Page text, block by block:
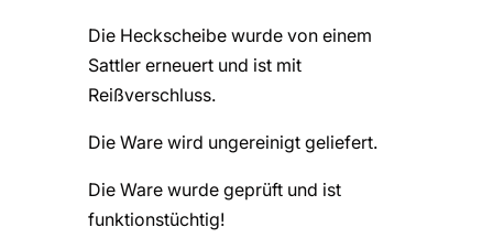
Die Heckscheibe wurde von einem
Sattler erneuert und ist mit
Reißverschluss.
Die Ware wird ungereinigt geliefert.
Die Ware wurde geprüft und ist
funktionstüchtig!